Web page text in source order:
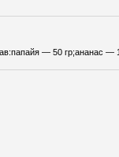
— 50 гр;ананас